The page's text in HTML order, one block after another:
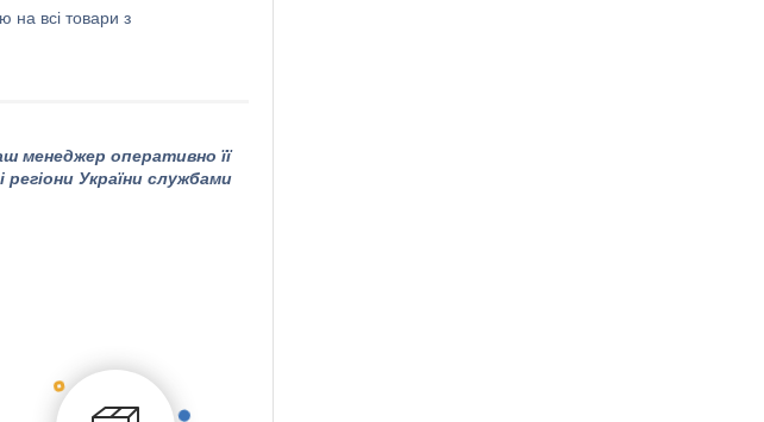
на всі товари з
менеджер оперативно її
України службами